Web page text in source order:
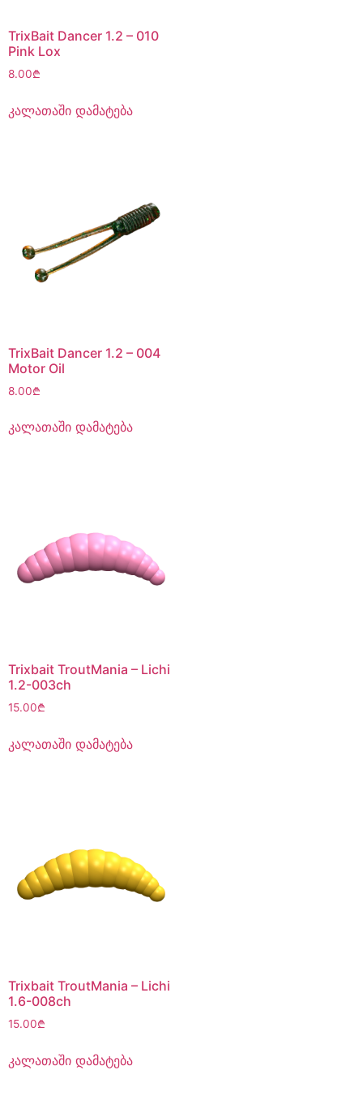
TrixBait Dancer 1.2 – 010
Pink Lox
8.00₾
კალათაში დამატება
TrixBait Dancer 1.2 – 004
Motor Oil
8.00₾
კალათაში დამატება
Trixbait TroutMania – Lichi
1.2-003ch
15.00₾
კალათაში დამატება
Trixbait TroutMania – Lichi
1.6-008ch
15.00₾
კალათაში დამატება